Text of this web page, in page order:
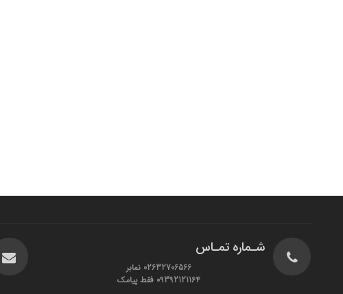
شـماره تمـاس
02632706566 نمابر
09392121164 فقط پیامک